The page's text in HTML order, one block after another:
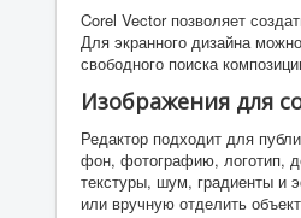
Corel Vector позволяет
Для экранного дизайна
свободного поиска
Изображения для
Редактор подходит для
фон, фотографию, логотип,
текстуры, шум, градиенты и
или вручную отделить